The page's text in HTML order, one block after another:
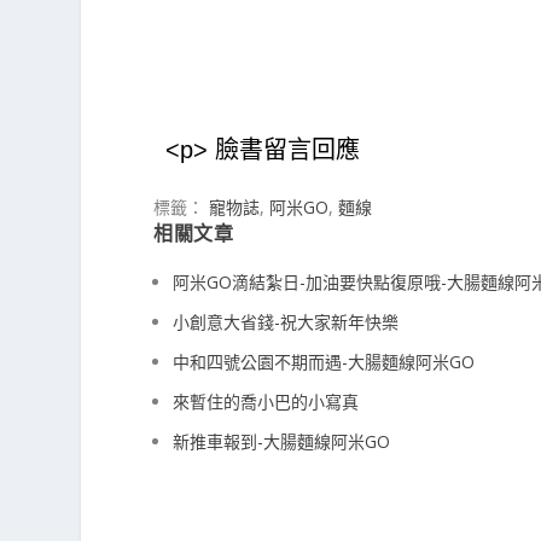
<p> 臉書留言回應
標籤：寵物誌, 阿米GO,麵線
相關文章
阿米GO滴結紮日-加油要快點復原哦-大腸麵線阿
小創意大省錢-祝大家新年快樂
中和四號公園不期而遇-大腸麵線阿米GO
來暫住的喬小巴的小寫真
新推車報到-大腸麵線阿米GO